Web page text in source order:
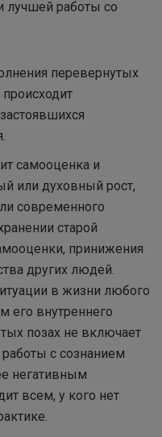
лучшей работы со
перевернутых
самооценка и
или духовный рост,
современного
старой
принижения
других людей.
в жизни любого
его внутреннего
позах не включает
работы с сознанием
негативным
всем, у кого нет